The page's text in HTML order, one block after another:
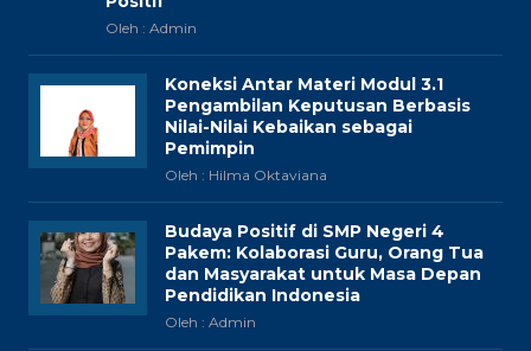
Oleh : Admin
Koneksi Antar Materi Modul 3.1
Pengambilan Keputusan Berbasis
Nilai-Nilai Kebaikan sebagai
Pemimpin
Oleh : Hilma Oktaviana
Budaya Positif di SMP Negeri 4
Pakem: Kolaborasi Guru, Orang Tua
dan Masyarakat untuk Masa Depan
Pendidikan Indonesia
Oleh : Admin